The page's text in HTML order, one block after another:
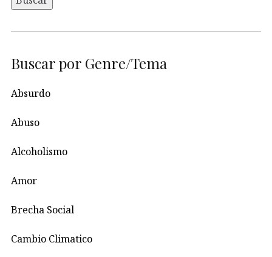
Buscar por Genre/Tema
Absurdo
Abuso
Alcoholismo
Amor
Brecha Social
Cambio Climatico